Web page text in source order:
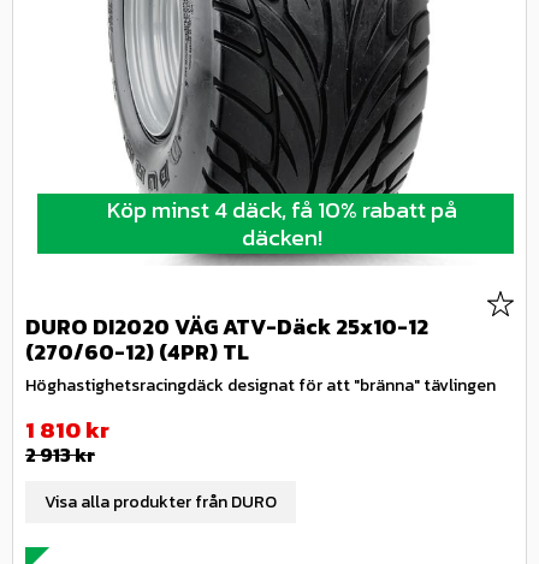
Köp minst 4 däck, få 10% rabatt på
däcken!
DURO DI2020 VÄG ATV-Däck 25x10-12
(270/60-12) (4PR) TL
Höghastighetsracingdäck designat för att "bränna" tävlingen
Nedsatt pris:
1 810kr
Ordinarie pris:
2 913kr
Visa alla produkter från DURO